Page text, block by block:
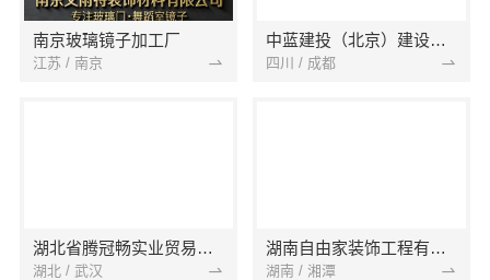
南京玻璃镜子加工厂
江苏 / 南京
中蓝建投（北京）建设有限公司四川第一分公司
四川 / 成都
湖北省腾冠畅实业贸易有限公司
湖北 / 武汉
湖南自由家装饰工程有限公司
湖南 / 湘潭